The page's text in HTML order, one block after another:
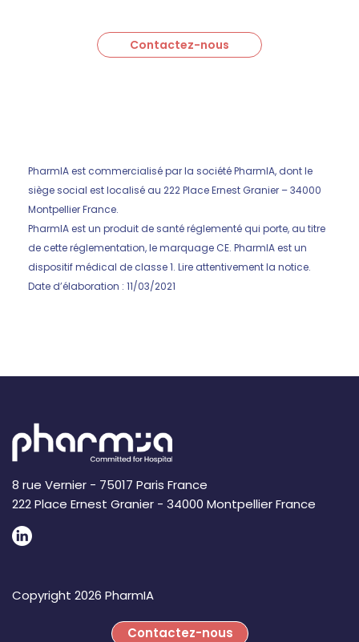
Contactez-nous
PharmIA est commercialisé par la société PharmIA, dont le
siège social est localisé au 222 Place Ernest Granier – 34000
Montpellier France.
PharmIA est un produit de santé réglementé qui porte, au titre
de cette réglementation, le marquage CE. PharmIA est un
dispositif médical de classe 1. Lire attentivement la notice.
Date d’élaboration : 11/03/2021
8 rue Vernier - 75017 Paris France
222 Place Ernest Granier - 34000 Montpellier France
Copyright 2026 PharmIA
Contactez-nous